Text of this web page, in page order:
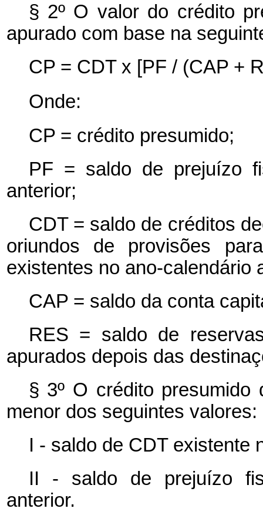
§ 2º O valor do crédito
apurado com base na
CP = CDT x [PF / (CAP +
Onde:
CP = crédito presumido;
PF = saldo de prejuízo
anterior;
CDT = saldo de créditos
oriundos de provisões
existentes no ano-calendário
CAP = saldo da conta
RES = saldo de
apurados depois das
§ 3º O crédito
menor dos seguintes valores:
I - saldo de CDT existente
II - saldo de prejuízo
anterior.